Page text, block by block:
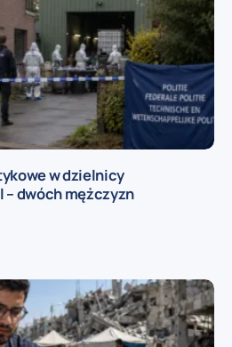
w dzielnicy
– dwóch mężczyzn